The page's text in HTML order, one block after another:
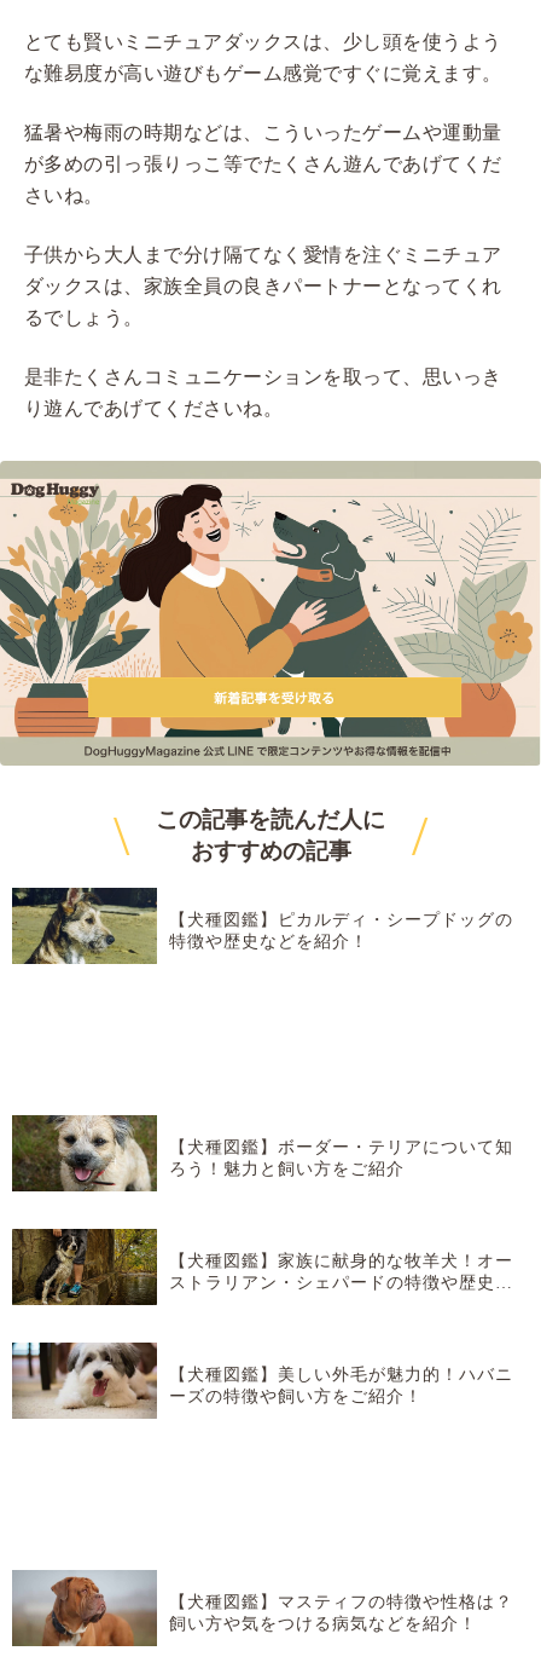
とても賢いミニチュアダックスは、少し頭を使うよう
な難易度が高い遊びもゲーム感覚ですぐに覚えます。
猛暑や梅雨の時期などは、こういったゲームや運動量
が多めの引っ張りっこ等でたくさん遊んであげてくだ
さいね。
子供から大人まで分け隔てなく愛情を注ぐミニチュア
ダックスは、家族全員の良きパートナーとなってくれ
るでしょう。
是非たくさんコミュニケーションを取って、思いっき
り遊んであげてくださいね。
\
この記事を読んだ人に
おすすめの記事 /
【犬種図鑑】ピカルディ・シープドッグの
特徴や歴史などを紹介！
【犬種図鑑】ボーダー・テリアについて知
ろう！魅力と飼い方をご紹介
【犬種図鑑】家族に献身的な牧羊犬！オー
ストラリアン・シェパードの特徴や歴史な
【犬種図鑑】美しい外毛が魅力的！ハバニ
ーズの特徴や飼い方をご紹介！
【犬種図鑑】マスティフの特徴や性格は？
飼い方や気をつける病気などを紹介！